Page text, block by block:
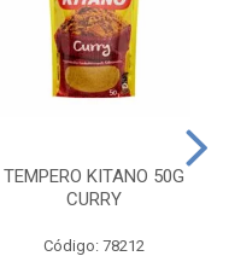
TEMPERO KITANO 50G
CURRY
Código: 78212